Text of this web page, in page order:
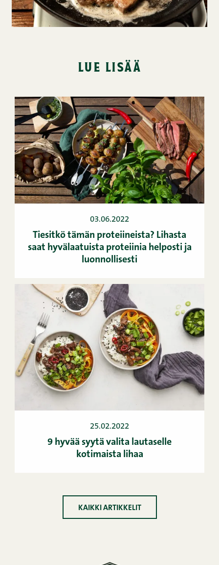
lue lisää
03.06.2022
Tiesitkö tämän proteiineista? Lihasta
saat hyvälaatuista proteiinia helposti ja
luonnollisesti
25.02.2022
9 hyvää syytä valita lautaselle
kotimaista lihaa
KAIKKI ARTIKKELIT